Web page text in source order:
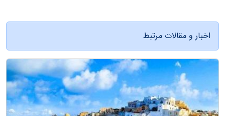
اخبار و مقالات مرتبط